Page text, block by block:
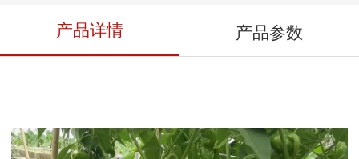
产品详情 产品参数